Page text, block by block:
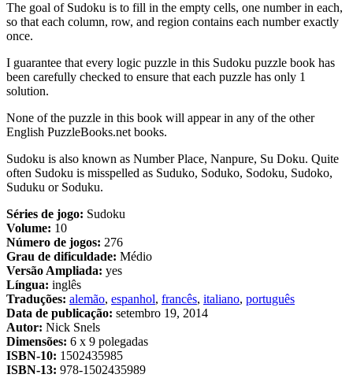
The goal of Sudoku is to fill in the empty cells, one number in each,
so that each column, row, and region contains each number exactly
once.
I guarantee that every logic puzzle in this Sudoku puzzle book has
been carefully checked to ensure that each puzzle has only 1
solution.
None of the puzzle in this book will appear in any of the other
English PuzzleBooks.net books.
Sudoku is also known as Number Place, Nanpure, Su Doku. Quite
often Sudoku is misspelled as Suduko, Soduko, Sodoku, Sudoko,
Suduku or Soduku.
Séries de jogo: Sudoku
Volume: 10
Número de jogos: 276
Grau de dificuldade: Médio
Versão Ampliada: yes
Língua: inglês
Traduções: alemão, espanhol, francês, italiano, português
Data de publicação: setembro 19, 2014
Autor: Nick Snels
Dimensões: 6 x 9 polegadas
ISBN-10: 1502435985
ISBN-13: 978-1502435989